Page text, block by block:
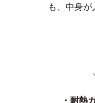
も、中身が
・耐熱